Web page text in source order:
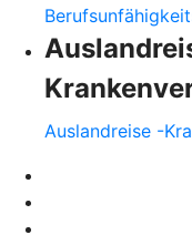
Auslandreise -